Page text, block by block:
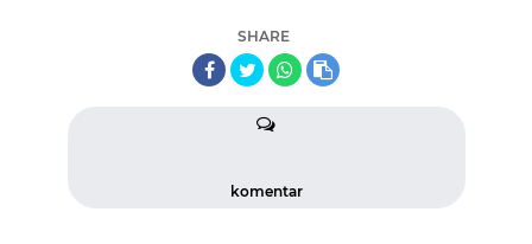
SHARE
komentar